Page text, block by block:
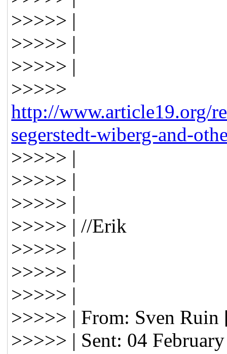
>>>>> |
>>>>> |
>>>>> |
>>>>>
http://www.article19.org/
segerstedt-wiberg-and-
>>>>> |
>>>>> |
>>>>> |
>>>>> | //Erik
>>>>> |
>>>>> |
>>>>> |
>>>>> | From: Sven
>>>>> | Sent: 04